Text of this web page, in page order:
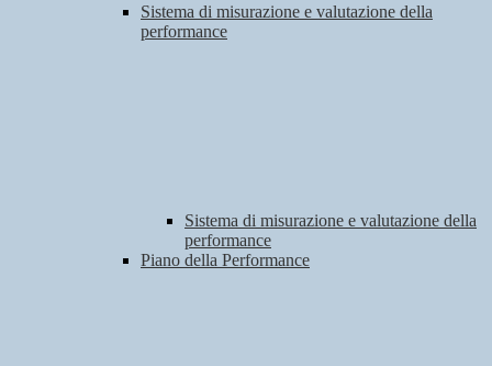
Sistema di misurazione e valutazione della
performance
Sistema di misurazione e valutazione della
performance
Piano della Performance